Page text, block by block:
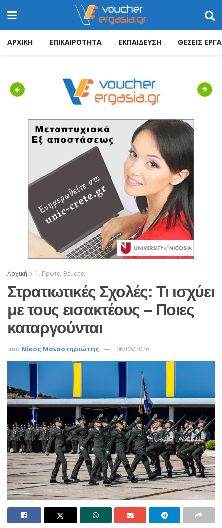
ΑΡΧΙΚΗ ΕΠΙΚΑΙΡΟΤΗΤΑ ΕΚΠΑΙΔΕΥΣΗ ΘΕΣΕΙΣ
Previous Next
Αρχική 1. Πρώτα Θέματα
Στρατιωτικές Σχολές: Τι ισχύει
με τους εισακτέους – Ποιες
καταργούνται
από Νίκος Μοναστηριώτης 06/06/2026